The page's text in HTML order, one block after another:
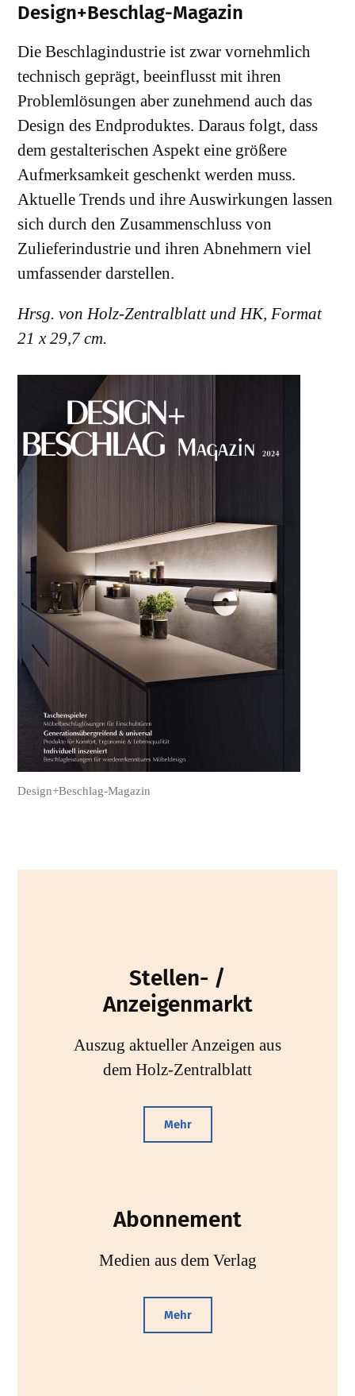
Design+Beschlag-Magazin
Die Beschlagindustrie ist zwar vornehmlich
technisch geprägt, beeinflusst mit ihren
Problemlösungen aber zunehmend auch das
Design des Endproduktes. Daraus folgt, dass
dem gestalterischen Aspekt eine größere
Aufmerksamkeit geschenkt werden muss.
Aktuelle Trends und ihre Auswirkungen lassen
sich durch den Zusammenschluss von
Zulieferindustrie und ihren Abnehmern viel
umfassender darstellen.
Hrsg. von Holz-Zentralblatt und HK, Format
21 x 29,7 cm.
Design+Beschlag-Magazin
Stellen- /
Anzeigenmarkt
Auszug aktueller Anzeigen aus
dem Holz-Zentralblatt
Mehr
Abonnement
Medien aus dem Verlag
Mehr